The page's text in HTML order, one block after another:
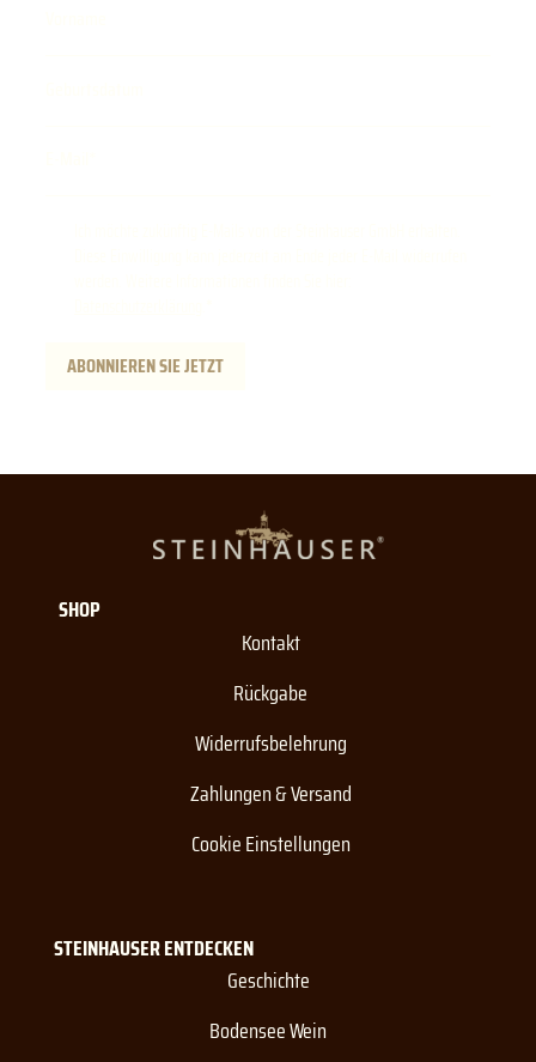
ABONNIEREN SIE JETZT
STEINHAUSER ENTDECKEN
Geschichte
Bodensee Wein
SHOP
Kontakt
Rückgabe
Widerrufsbelehrung
Zahlungen & Versand
Cookie Einstellungen